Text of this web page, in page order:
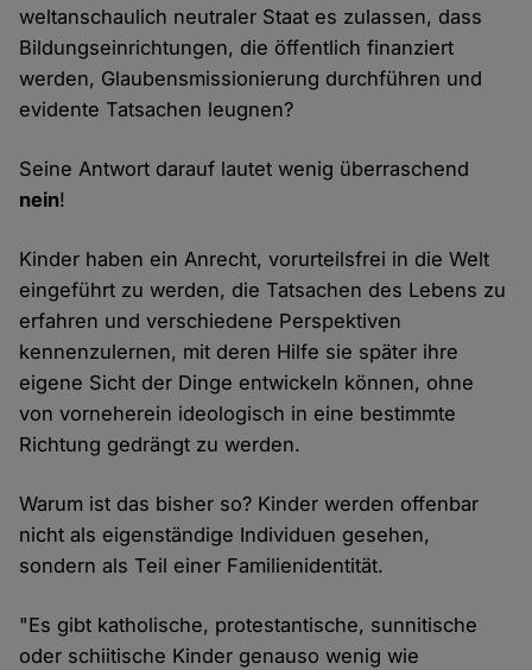
weltanschaulich neutraler Staat es zulassen, dass
Bildungseinrichtungen, die öffentlich finanziert
werden, Glaubensmissionierung durchführen und
evidente Tatsachen leugnen?
Seine Antwort darauf lautet wenig überraschend
nein!
Kinder haben ein Anrecht, vorurteilsfrei in die Welt
eingeführt zu werden, die Tatsachen des Lebens zu
erfahren und verschiedene Perspektiven
kennenzulernen, mit deren Hilfe sie später ihre
eigene Sicht der Dinge entwickeln können, ohne
von vorneherein ideologisch in eine bestimmte
Richtung gedrängt zu werden.
Warum ist das bisher so? Kinder werden offenbar
nicht als eigenständige Individuen gesehen,
sondern als Teil einer Familienidentität.
"Es gibt katholische, protestantische, sunnitische
oder schiitische Kinder genauso wenig wie